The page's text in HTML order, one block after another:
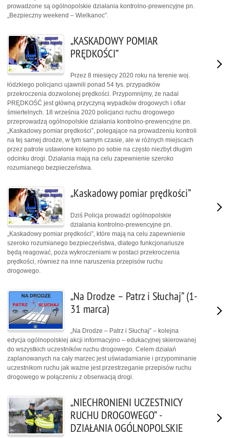
prowadzone są ogólnopolskie działania kontrolno-prewencyjne pn.
„Bezpieczny weekend – Wielkanoc”.
„KASKADOWY POMIAR
PRĘDKOŚCI”
Przez 8 miesięcy 2020 roku na terenie woj.
łódzkiego policjanci ujawnili ponad 54 tys. przypadków
przekroczenia dozwolonej prędkości. Przypomnijmy, że nadal
PRĘDKOŚĆ jest główną przyczyną wypadków drogowych i ofiar
śmiertelnych. 18 września 2020 policjanci ruchu drogowego
przeprowadzą ogólnopolskie działania kontrolno-prewencyjne pn.
„Kaskadowy pomiar prędkości”, polegające na prowadzeniu kontroli
na tej samej drodze, w tym samym czasie, ale w różnych miejscach
przez patrole ustawione kolejno po sobie na często niezbyt długim
odcinku drogi. Działania mają na celu zapewnienie szeroko
rozumianego bezpieczeństwa.
„Kaskadowy pomiar prędkości”
Dziś Policja prowadzi ogólnopolskie
działania kontrolno-prewencyjne pn.
„Kaskadowy pomiar prędkości”, które mają na celu zapewnienie
szeroko rozumianego bezpieczeństwa, dlatego funkcjonariusze
będą reagować, poza wykroczeniami w postaci przekroczenia
prędkości, również na inne naruszenia przepisów ruchu
drogowego.
„Na Drodze – Patrz i Słuchaj” (1-
31 marca)
„Na Drodze – Patrz i Słuchaj” – kolejna
edycja ogólnopolskiej akcji informacyjno – edukacyjnej skierowanej
do wszystkich uczestników ruchu drogowego. Celem działań
zaplanowanych na cały marzec jest uświadamianie i przypominanie
uczestnikom ruchu jak ważne jest przestrzeganie przepisów ruchu
drogowego w połączeniu z obserwacją drogi.
„NIECHRONIENI UCZESTNICY
RUCHU DROGOWEGO” -
DZIAŁANIA OGÓLNOPOLSKIE